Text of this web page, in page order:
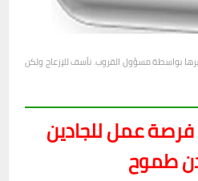
بواسطة مسؤول القروب. نأسف للإزعاج ولكن
عمل للجادين
طموح